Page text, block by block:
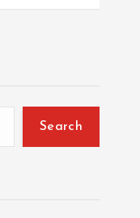
Search